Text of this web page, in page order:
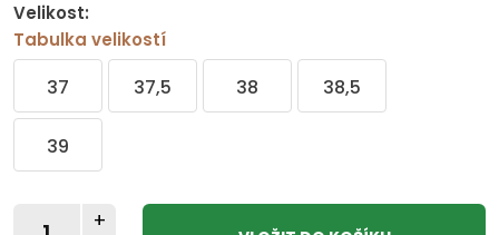
Velikost:
Tabulka velikostí
37 37,5 38 38,5
39
+